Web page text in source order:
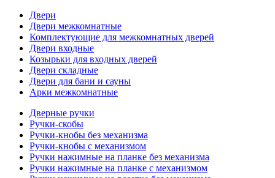
Двери
Двери межкомнатные
Комплектующие для межкомнатных дверей
Двери входные
Козырьки для входных дверей
Двери складные
Двери для бани и сауны
Арки межкомнатные
Дверные ручки
Ручки-скобы
Ручки-кнобы без механизма
Ручки-кнобы с механизмом
Ручки нажимные на планке без механизма
Ручки нажимные на планке с механизмом